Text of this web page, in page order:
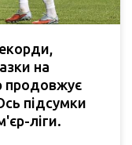
на
продовжує
підсумки
ліги.